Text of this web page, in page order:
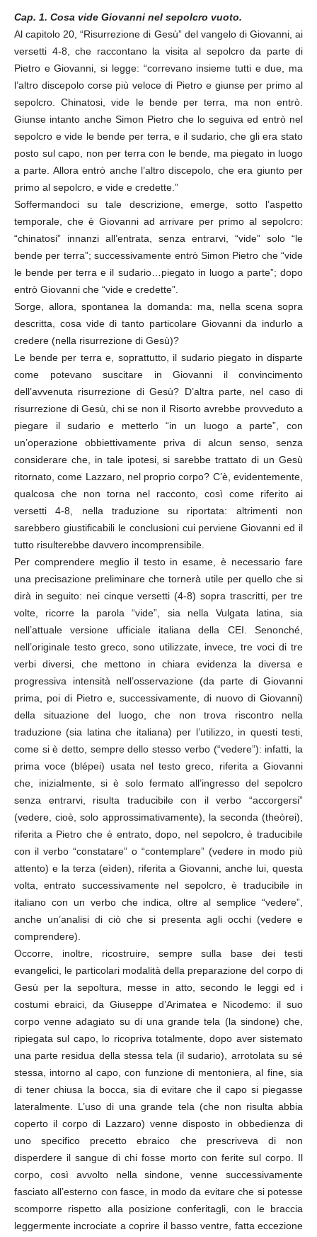
Cap. 1. Cosa vide Giovanni nel sepolcro vuoto.
Al capitolo 20, “Risurrezione di Gesù” del vangelo di Giovanni, ai
versetti 4-8, che raccontano la visita al sepolcro da parte di
Pietro e Giovanni, si legge: “correvano insieme tutti e due, ma
l’altro discepolo corse più veloce di Pietro e giunse per primo al
sepolcro. Chinatosi, vide le bende per terra, ma non entrò.
Giunse intanto anche Simon Pietro che lo seguiva ed entrò nel
sepolcro e vide le bende per terra, e il sudario, che gli era stato
posto sul capo, non per terra con le bende, ma piegato in luogo
a parte. Allora entrò anche l’altro discepolo, che era giunto per
primo al sepolcro, e vide e credette.”
Soffermandoci su tale descrizione, emerge, sotto l’aspetto
temporale, che è Giovanni ad arrivare per primo al sepolcro:
“chinatosi” innanzi all’entrata, senza entrarvi, “vide” solo “le
bende per terra”; successivamente entrò Simon Pietro che “vide
le bende per terra e il sudario…piegato in luogo a parte”; dopo
entrò Giovanni che “vide e credette”.
Sorge, allora, spontanea la domanda: ma, nella scena sopra
descritta, cosa vide di tanto particolare Giovanni da indurlo a
credere (nella risurrezione di Gesù)?
Le bende per terra e, soprattutto, il sudario piegato in disparte
come potevano suscitare in Giovanni il convincimento
dell’avvenuta risurrezione di Gesù? D’altra parte, nel caso di
risurrezione di Gesù, chi se non il Risorto avrebbe provveduto a
piegare il sudario e metterlo “in un luogo a parte”, con
un’operazione obbiettivamente priva di alcun senso, senza
considerare che, in tale ipotesi, si sarebbe trattato di un Gesù
ritornato, come Lazzaro, nel proprio corpo? C’è, evidentemente,
qualcosa che non torna nel racconto, così come riferito ai
versetti 4-8, nella traduzione su riportata: altrimenti non
sarebbero giustificabili le conclusioni cui perviene Giovanni ed il
tutto risulterebbe davvero incomprensibile.
Per comprendere meglio il testo in esame, è necessario fare
una precisazione preliminare che tornerà utile per quello che si
dirà in seguito: nei cinque versetti (4-8) sopra trascritti, per tre
volte, ricorre la parola “vide”, sia nella Vulgata latina, sia
nell’attuale versione ufficiale italiana della CEI. Senonché,
nell’originale testo greco, sono utilizzate, invece, tre voci di tre
verbi diversi, che mettono in chiara evidenza la diversa e
progressiva intensità nell’osservazione (da parte di Giovanni
prima, poi di Pietro e, successivamente, di nuovo di Giovanni)
della situazione del luogo, che non trova riscontro nella
traduzione (sia latina che italiana) per l’utilizzo, in questi testi,
come si è detto, sempre dello stesso verbo (“vedere”): infatti, la
prima voce (blépei) usata nel testo greco, riferita a Giovanni
che, inizialmente, si è solo fermato all’ingresso del sepolcro
senza entrarvi, risulta traducibile con il verbo “accorgersi”
(vedere, cioè, solo approssimativamente), la seconda (theòrei),
riferita a Pietro che è entrato, dopo, nel sepolcro, è traducibile
con il verbo “constatare” o “contemplare” (vedere in modo più
attento) e la terza (eìden), riferita a Giovanni, anche lui, questa
volta, entrato successivamente nel sepolcro, è traducibile in
italiano con un verbo che indica, oltre al semplice “vedere”,
anche un’analisi di ciò che si presenta agli occhi (vedere e
comprendere).
Occorre, inoltre, ricostruire, sempre sulla base dei testi
evangelici, le particolari modalità della preparazione del corpo di
Gesù per la sepoltura, messe in atto, secondo le leggi ed i
costumi ebraici, da Giuseppe d’Arimatea e Nicodemo: il suo
corpo venne adagiato su di una grande tela (la sindone) che,
ripiegata sul capo, lo ricopriva totalmente, dopo aver sistemato
una parte residua della stessa tela (il sudario), arrotolata su sé
stessa, intorno al capo, con funzione di mentoniera, al fine, sia
di tener chiusa la bocca, sia di evitare che il capo si piegasse
lateralmente. L’uso di una grande tela (che non risulta abbia
coperto il corpo di Lazzaro) venne disposto in obbedienza di
uno specifico precetto ebraico che prescriveva di non
disperdere il sangue di chi fosse morto con ferite sul corpo. Il
corpo, così avvolto nella sindone, venne successivamente
fasciato all’esterno con fasce, in modo da evitare che si potesse
scomporre rispetto alla posizione conferitagli, con le braccia
leggermente incrociate a coprire il basso ventre, fatta eccezione